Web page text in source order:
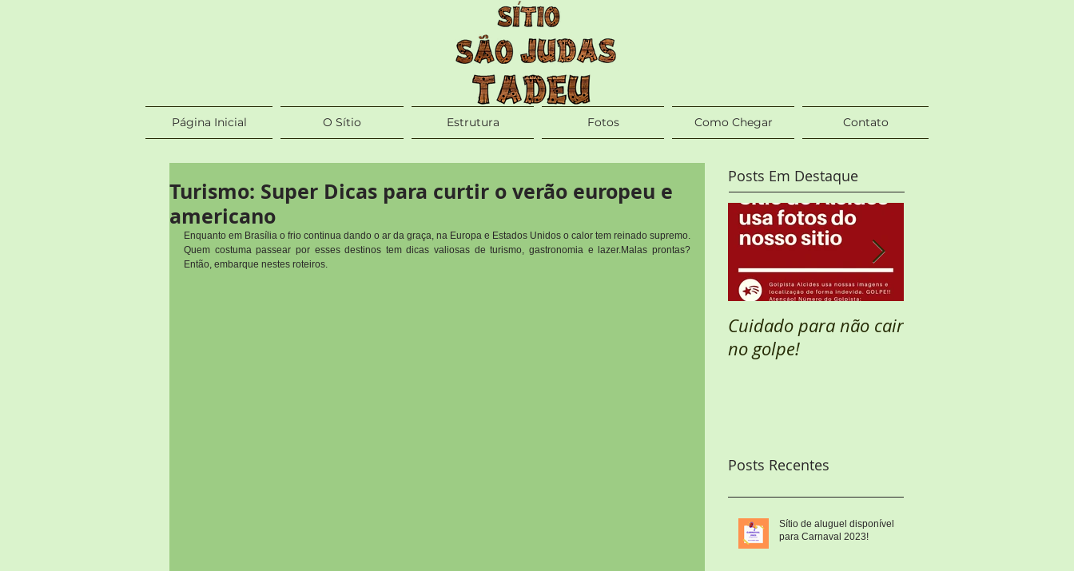
Página Inicial O Sítio Estrutura Fotos Como Chegar Contato
Turismo: Super Dicas para curtir o verão europeu e
americano
Enquanto em Brasília o frio continua dando o ar da graça, na Europa e Estados Unidos o calor tem reinado supremo.
Quem costuma passear por esses destinos tem dicas valiosas de turismo, gastronomia e lazer.Malas prontas?
Então, embarque nestes roteiros.
Posts Em Destaque
Cuidado para não cair
no golpe!
Posts Recentes
Sítio de aluguel disponível
para Carnaval 2023!